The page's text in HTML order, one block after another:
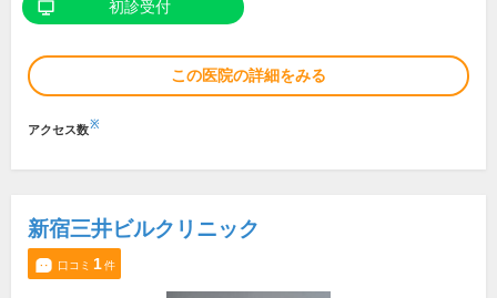
初診受付
この医院の詳細をみる
アクセス数※
新宿三井ビルクリニック
口コミ 1件